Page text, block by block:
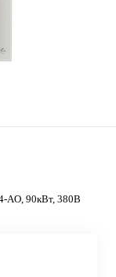
AO, 90кВт, 380В